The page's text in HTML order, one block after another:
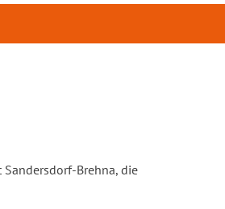
Brehna, die